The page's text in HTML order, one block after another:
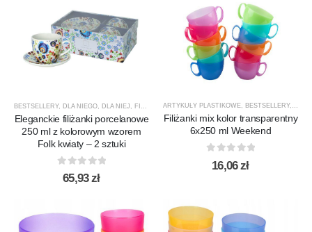
BESTSELLERY, DLA NIEGO DLA NIEJ FILIŻANKI / KUBKI ,LAV,NOWOŚCI ,PORCELANA ,
Eleganckie filiżanki porcelanowe
250 ml z kolorowym wzorem
Folk kwiaty – 2 sztuki
out of 5
65,93zł
ARTYKUŁY PLASTIKOWE, BESTSELLERY,
Filiżanki mix kolor transparentny
6x250 ml Weekend
out of 5
16,06zł